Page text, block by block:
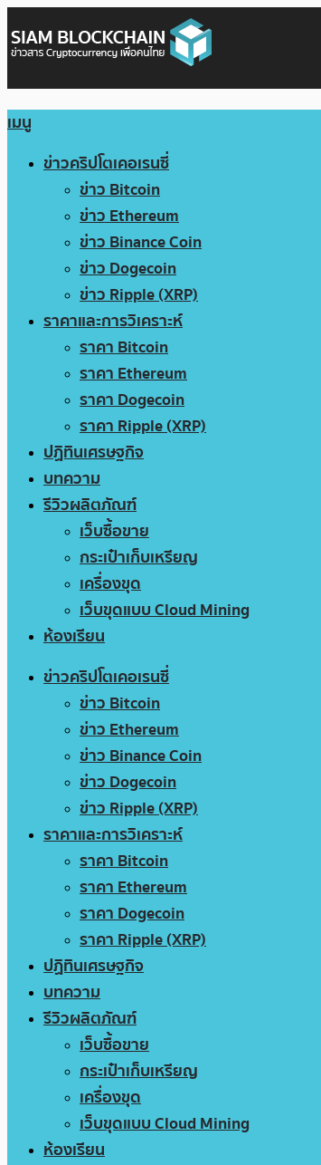
เมนู
ข่าวคริปโตเคอเรนซี่
ข่าว Bitcoin
ข่าว Ethereum
ข่าว Binance Coin
ข่าว Dogecoin
ข่าว Ripple (XRP)
ราคาและการวิเคราะห์
ราคา Bitcoin
ราคา Ethereum
ราคา Dogecoin
ราคา Ripple (XRP)
ปฏิทินเศรษฐกิจ
บทความ
รีวิวผลิตภัณฑ์
เว็บซื้อขาย
กระเป๋าเก็บเหรียญ
เครื่องขุด
เว็บขุดแบบ Cloud Mining
ห้องเรียน
ข่าวคริปโตเคอเรนซี่
ข่าว Bitcoin
ข่าว Ethereum
ข่าว Binance Coin
ข่าว Dogecoin
ข่าว Ripple (XRP)
ราคาและการวิเคราะห์
ราคา Bitcoin
ราคา Ethereum
ราคา Dogecoin
ราคา Ripple (XRP)
ปฏิทินเศรษฐกิจ
บทความ
รีวิวผลิตภัณฑ์
เว็บซื้อขาย
กระเป๋าเก็บเหรียญ
เครื่องขุด
เว็บขุดแบบ Cloud Mining
ห้องเรียน